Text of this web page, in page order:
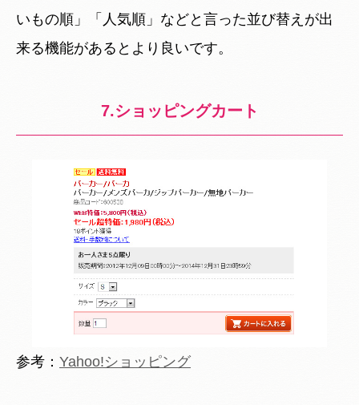
いもの順」「人気順」などと言った並び替えが出
来る機能があるとより良いです。
7.ショッピングカート
参考： Yahoo!ショッピング